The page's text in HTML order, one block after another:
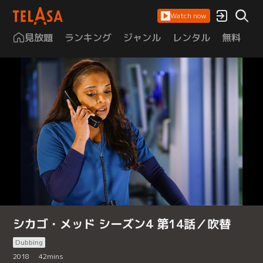
Watch now
見放題 ランキング ジャンル レンタル 無料
シカゴ・メッド シーズン4 第14話／吹替
Dubbing
2018
42mins